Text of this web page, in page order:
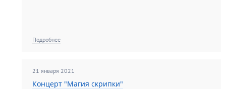
Подробнее
21 января 2021
Концерт "Магия скрипки"